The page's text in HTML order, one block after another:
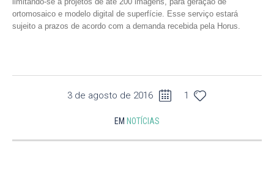
ortomosaico e modelo digital de superfície. Esse serviço estará
sujeito a prazos de acordo com a demanda recebida pela Horus.
3 de agosto de 2016 1
EM NOTÍCIAS